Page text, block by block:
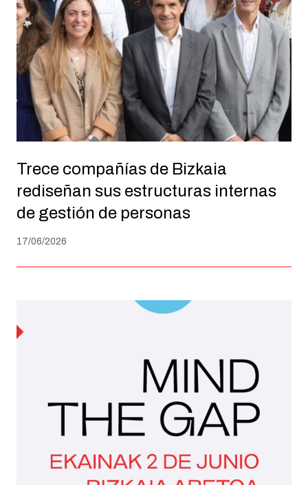
Trece compañías de Bizkaia
rediseñan sus estructuras internas
de gestión de personas
17/06/2026